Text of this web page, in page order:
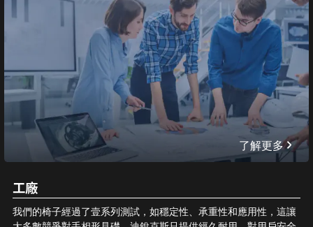
了解更多
工廠
我們的椅子經過了壹系列測試，如穩定性、承重性和應用性，這讓